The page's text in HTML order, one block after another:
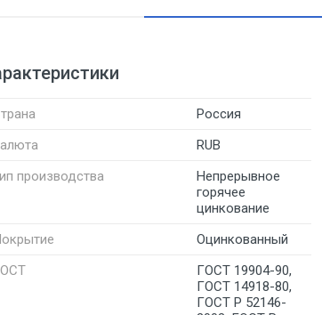
Россия
RUB
производства
Непрерывное
горячее
цинкование
Оцинкованный
ГОСТ 19904-90,
ГОСТ 14918-80,
ГОСТ Р 52146-